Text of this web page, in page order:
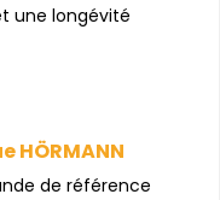
une longévité
HÖRMANN
de référence